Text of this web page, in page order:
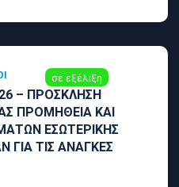
σε εξέλιξη
– ΠΡΟΣΚΛΗΣΗ
ΠΡΟΜΗΘΕΙΑ ΚΑΙ
ΕΣΩΤΕΡΙΚΗΣ
ΓΙΑ ΤΙΣ ΑΝΑΓΚΕΣ